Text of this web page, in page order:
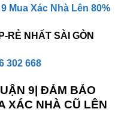
Mua Xác Nhà Lên 80%
RẺ NHẤT SÀI GÒN
302 668
9| ĐẢM BẢO
XÁC NHÀ CŨ LÊN